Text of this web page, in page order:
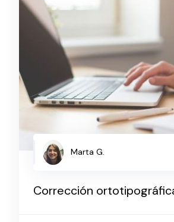
Marta G.
Corrección